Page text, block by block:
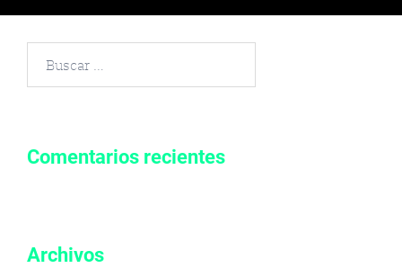
Comentarios recientes
Archivos